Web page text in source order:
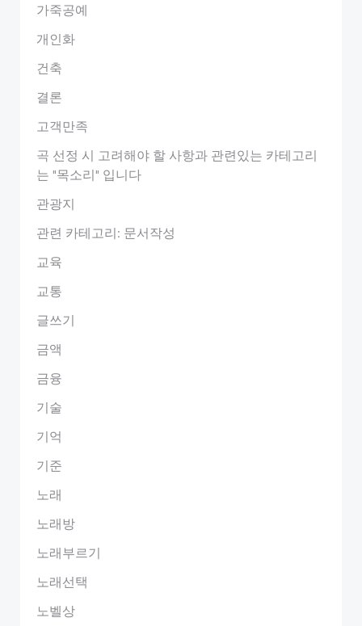
가죽공예
개인화
건축
결론
고객만족
곡 선정 시 고려해야 할 사항과 관련있는 카테고리
는 "목소리" 입니다
관광지
관련 카테고리: 문서작성
교육
교통
글쓰기
금액
금융
기술
기억
기준
노래
노래방
노래부르기
노래선택
노벨상